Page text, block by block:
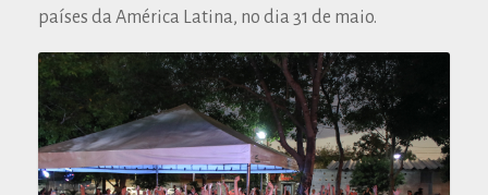
países da América Latina, no dia 31 de maio.